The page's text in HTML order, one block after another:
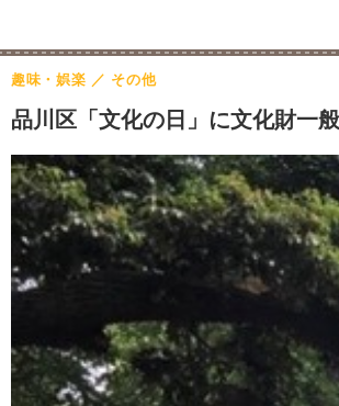
品川区「文化の日」に文化財一
趣味・娯楽 その他